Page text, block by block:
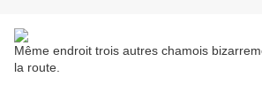
Même endroit trois autres chamois
la route.